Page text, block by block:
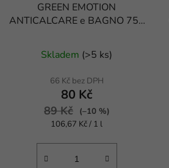
GREEN EMOTION
ANTICALCARE e BAGNO 750
koupelen
Skladem (>5 ks)
66 Kč bez DPH
80 Kč
89 Kč
(–10 %)
Měrná
106,67 Kč / 1 l